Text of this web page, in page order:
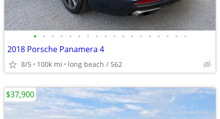
• • • • • • • • • • • • • • • • • •
2018 Porsche Panamera 4
8/5 100k mi long beach / 562
$37,900